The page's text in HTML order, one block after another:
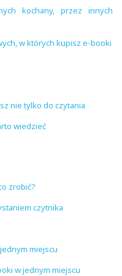
kochany, przez innych
w których kupisz e-booki
nie tylko do czytania
wiedzieć
zrobić?
czytnika
miejscu
w jednym miejscu